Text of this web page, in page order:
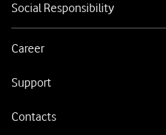
Social Responsibility
Career
Support
Contacts